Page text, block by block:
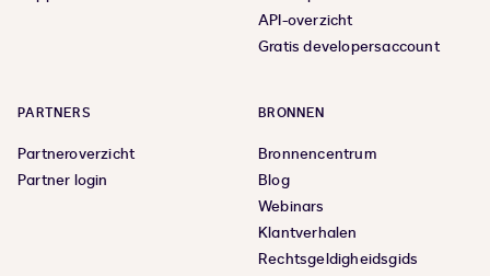
API-overzicht
Gratis developersaccount
PARTNERS
Partneroverzicht
Partner login
BRONNEN
Bronnencentrum
Blog
Webinars
Klantverhalen
Rechtsgeldigheidsgids